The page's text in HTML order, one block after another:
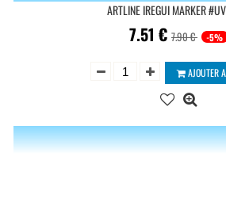
ARTLINE IREGUI MARKER
7.51€7.90 € -5%
AJOUTER